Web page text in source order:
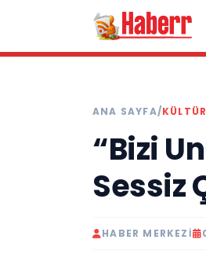
ANA SAYFA/
“Bizi
Sessiz
HABER MERKEZI